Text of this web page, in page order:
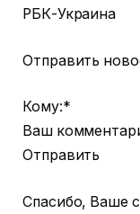
РБК-Украина
Отправить
Кому:*
Ваш
Отправить
Спасибо, Ваше